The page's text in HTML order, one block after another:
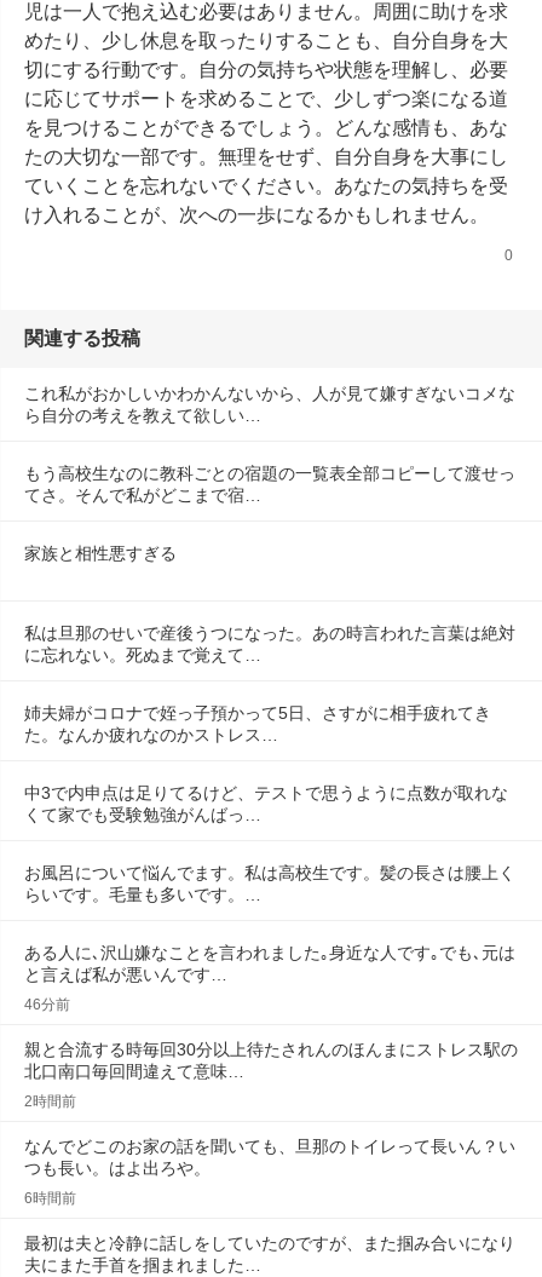
児は一人で抱え込む必要はありません。周囲に助けを求
めたり、少し休息を取ったりすることも、自分自身を大
切にする行動です。自分の気持ちや状態を理解し、必要
に応じてサポートを求めることで、少しずつ楽になる道
を見つけることができるでしょう。どんな感情も、あな
たの大切な一部です。無理をせず、自分自身を大事にし
ていくことを忘れないでください。あなたの気持ちを受
け入れることが、次への一歩になるかもしれません。
0
関連する投稿
これ私がおかしいかわかんないから、人が見て嫌すぎないコメな
ら自分の考えを教えて欲しい…
もう高校生なのに教科ごとの宿題の一覧表全部コピーして渡せっ
てさ。そんで私がどこまで宿…
家族と相性悪すぎる
私は旦那のせいで産後うつになった。あの時言われた言葉は絶対
に忘れない。死ぬまで覚えて…
姉夫婦がコロナで姪っ子預かって5日、さすがに相手疲れてき
た。なんか疲れなのかストレス…
中3で内申点は足りてるけど、テストで思うように点数が取れな
くて家でも受験勉強がんばっ…
お風呂について悩んでます。私は高校生です。髪の長さは腰上く
らいです。毛量も多いです。…
ある人に､沢山嫌なことを言われました｡身近な人です｡でも､元は
と言えば私が悪いんです…
46分前
親と合流する時毎回30分以上待たされんのほんまにストレス駅の
北口南口毎回間違えて意味…
2時間前
なんでどこのお家の話を聞いても、旦那のトイレって長いん？い
つも長い。はよ出ろや。
6時間前
最初は夫と冷静に話しをしていたのですが、また掴み合いになり
夫にまた手首を掴まれました…